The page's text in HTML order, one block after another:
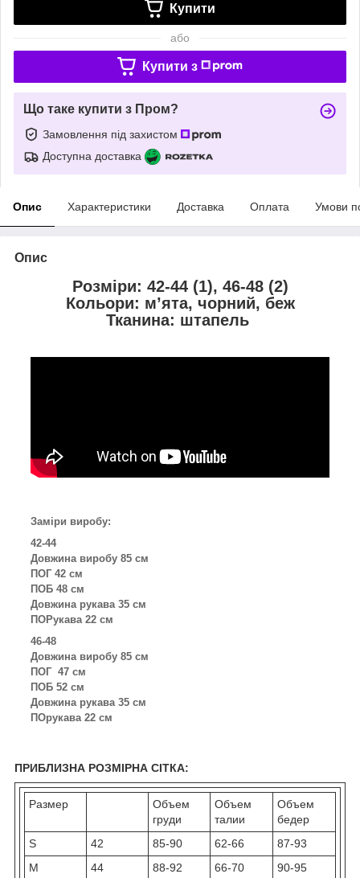
Купити
або
Купити з
Що таке купити з Пром?
Замовлення під захистом
Доступна доставка
Опис Характеристики Доставка Оплата Умови
Опис
Розміри: 42-44 (1), 46-48 (2)
Кольори: мʼята, чорний, беж
Тканина: штапель
Заміри виробу:
42-44
Довжина виробу 85 см
ПОГ 42 см
ПОБ 48 см
Довжина рукава 35 см
ПОРукава 22 см
46-48
Довжина виробу 85 см
ПОГ 47 см
ПОБ 52 см
Довжина рукава 35 см
ПОрукава 22 см
ПРИБЛИЗНА РОЗМІРНА СІТКА:
Размер
Объем
груди
Объем
талии
Объем
бедер
S
42 85-90 62-66
87-93
M
44 88-92 66-70
90-95